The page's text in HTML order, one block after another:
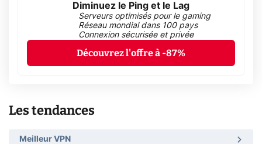
Diminuez le Ping et le Lag
Serveurs optimisés pour le gaming
Réseau mondial dans 100 pays
Connexion sécurisée et privée
Découvrez l'offre à -87%
Les tendances
Meilleur VPN